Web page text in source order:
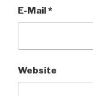
E-Mail*
Website